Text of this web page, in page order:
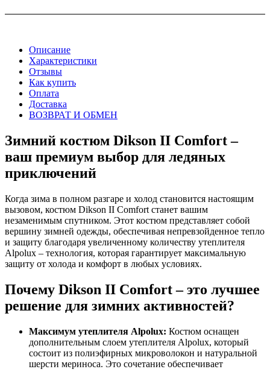
Описание
Характеристики
Отзывы
Как купить
Оплата
Доставка
ВОЗВРАТ И ОБМЕН
Зимний костюм Dikson II Comfort –
ваш премиум выбор для ледяных
приключений
Когда зима в полном разгаре и холод становится настоящим
вызовом, костюм Dikson II Comfort станет вашим
незаменимым спутником. Этот костюм представляет собой
вершину зимней одежды, обеспечивая непревзойденное тепло
и защиту благодаря увеличенному количеству утеплителя
Alpolux – технология, которая гарантирует максимальную
защиту от холода и комфорт в любых условиях.
Почему Dikson II Comfort – это лучшее
решение для зимних активностей?
Максимум утеплителя Alpolux: Костюм оснащен
дополнительным слоем утеплителя Alpolux, который
состоит из полиэфирных микроволокон и натуральной
шерсти мериноса. Это сочетание обеспечивает